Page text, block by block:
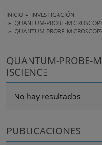
INICIO
INVESTIGACIÓN
QUANTUM-PROBE-
QUANTUM-PROBE-
QUANTUM-PROBE-
ISCIENCE
No hay resultados
PUBLICACIONES